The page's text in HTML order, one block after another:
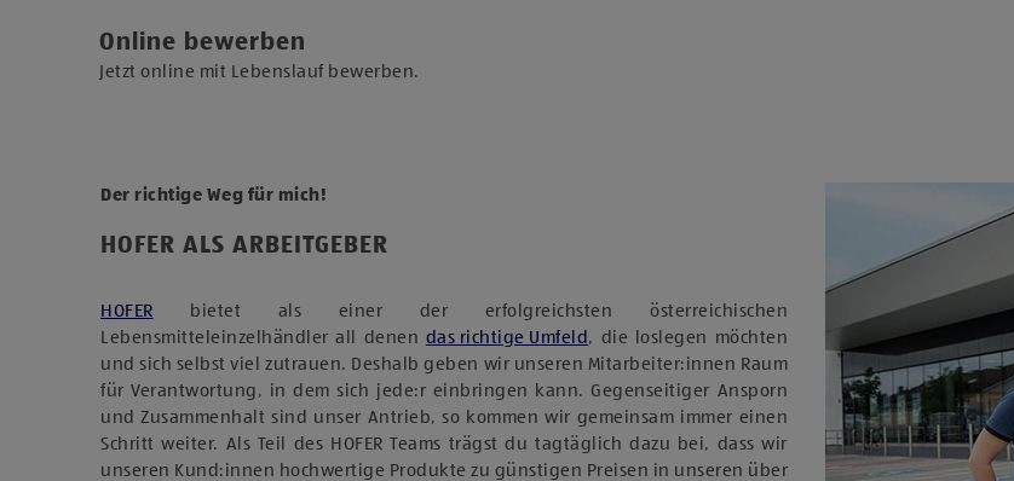
Online bewerben
Jetzt online mit Lebenslauf bewerben.
HOFER ALS ARBEITGEBER
Der richtige Weg für mich!
HOFER bietet als einer der erfolgreichsten österreichischen
Lebensmitteleinzelhändler all denen das richtige Umfeld , die loslegen möchten
und sich selbst viel zutrauen. Deshalb geben wir unseren Mitarbeiter:innen Raum
für Verantwortung, in dem sich jede:r einbringen kann. Gegenseitiger Ansporn
und Zusammenhalt sind unser Antrieb, so kommen wir gemeinsam immer einen
Schritt weiter. Als Teil des HOFER Teams trägst du tagtäglich dazu bei, dass wir
unseren Kund:innen hochwertige Produkte zu günstigen Preisen in unseren über